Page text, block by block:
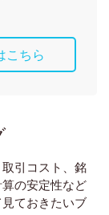
こちら
引コスト、銘
の安定性など
ておきたいブ